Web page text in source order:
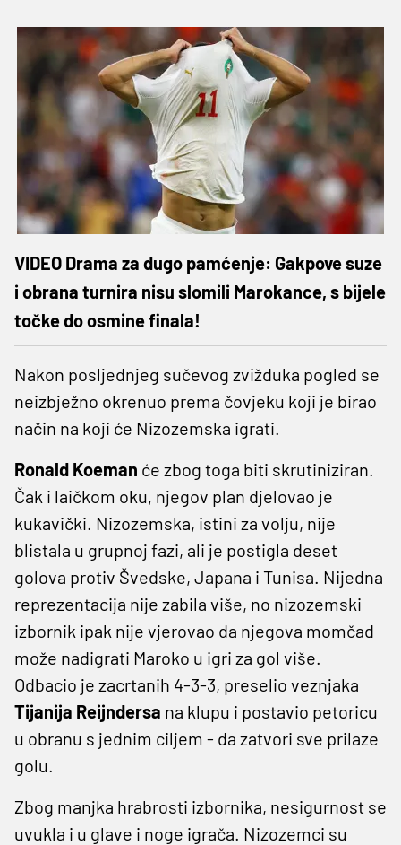
VIDEO Drama za dugo pamćenje: Gakpove suze
i obrana turnira nisu slomili Marokance, s bijele
točke do osmine finala!
Nakon posljednjeg sučevog zvižduka pogled se
neizbježno okrenuo prema čovjeku koji je birao
način na koji će Nizozemska igrati.
Ronald Koeman će zbog toga biti skrutiniziran.
Čak i laičkom oku, njegov plan djelovao je
kukavički. Nizozemska, istini za volju, nije
blistala u grupnoj fazi, ali je postigla deset
golova protiv Švedske, Japana i Tunisa. Nijedna
reprezentacija nije zabila više, no nizozemski
izbornik ipak nije vjerovao da njegova momčad
može nadigrati Maroko u igri za gol više.
Odbacio je zacrtanih 4-3-3, preselio veznjaka
Tijanija Reijndersa na klupu i postavio petoricu
u obranu s jednim ciljem - da zatvori sve prilaze
golu.
Zbog manjka hrabrosti izbornika, nesigurnost se
uvukla i u glave i noge igrača. Nizozemci su